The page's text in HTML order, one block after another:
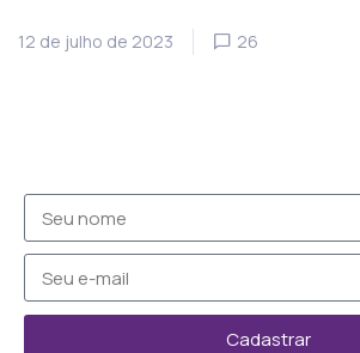
12 de julho de 2023 26
Cadastrar